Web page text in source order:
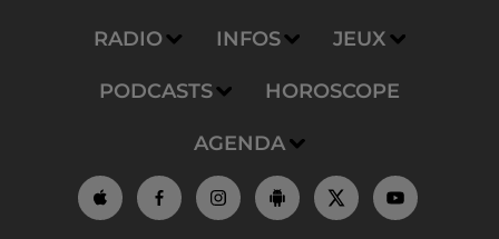
RADIO INFOS JEUX
PODCASTS HOROSCOPE
AGENDA